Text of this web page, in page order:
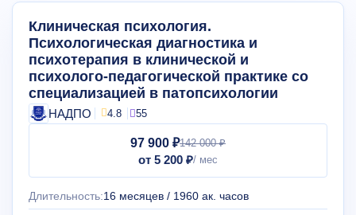
Клиническая психология.
Психологическая диагностика и
психотерапия в клинической и
психолого-педагогической практике со
специализацией в патопсихологии
НАДПО 4.8 55
97 900 ₽142 000 ₽
от 5 200 ₽
Длительность:16 месяцев / 1960 ак. часов